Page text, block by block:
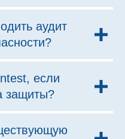
аудит
если
защиты?